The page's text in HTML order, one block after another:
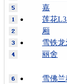
嘉
莲花
厢
雪铁龙
丽舍
雪佛